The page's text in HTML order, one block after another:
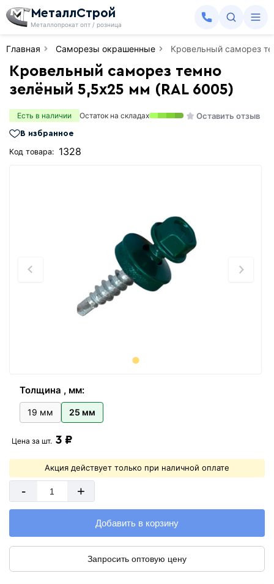
МеталлСтрой
Металлопрокат опт / розница
Главная Саморезы окрашенные Кровельный саморез
Кровельный саморез темно
зелёный 5,5х25 мм (RAL 6005)
Есть в наличии Остаток на складах Оставить отзыв
В избранное
Код товара: 1328
Толщина , мм:
19 мм 25 мм
Цена за шт. 3 ₽
Акция действует только при наличной оплате
- +
Добавить в корзину
Запросить оптовую цену